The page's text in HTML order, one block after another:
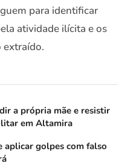
para identificar
atividade ilícita e os
extraído.
a própria mãe e resistir
em Altamira
aplicar golpes com falso